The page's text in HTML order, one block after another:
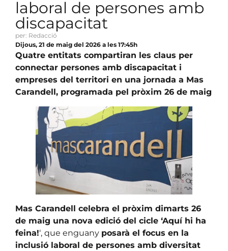
laboral de persones amb
discapacitat
per: Redacció
Dijous, 21 de maig del 2026 a les 17:45h
Quatre entitats compartiran les claus per
connectar persones amb discapacitat i
empreses del territori en una jornada a Mas
Carandell, programada pel pròxim 26 de maig
Mas Carandell celebra el pròxim dimarts 26
de maig una nova edició del cicle ‘Aquí hi ha
feina!‘, que enguany posarà el focus en la
inclusió laboral de persones amb diversitat